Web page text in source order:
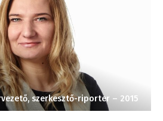
szerkesztő-riporter – 2015